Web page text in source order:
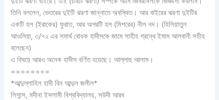
তিনি বললেন, ভেতরের দুইটি ঝরণা জান্নাতে অবস্থিত। আর বাইরের ঝরণা দুইটির
একটি হল (ইরাকের) ফুরাত, আর অপরটি হল (মিশরের) নীল নদ। (হিলিয়াতুল
আওলিয়া, ৩/৭২ এর সমার্থ বোধক হাদীসকে জামে সাহীহ গ্রন্থে ইমাম আলবানী সহীহ
বলেছেন)
এ বিষয়ে আরও অনেক হাদীস বর্ণিত হয়েছে। আল্লাহু আলাম।
========
*আব্দুল্লাহিল হাদী বিন আব্দুল জলীল*
লিসান্স, মদীনা ইসলামী বিশ্ববিদ্যালয়, সউদী আরব